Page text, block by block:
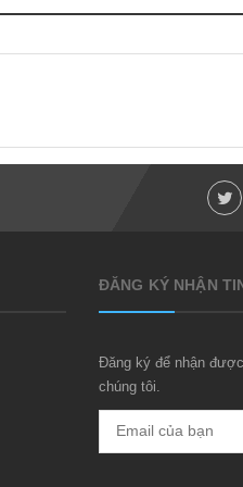
ĐĂNG KÝ NHẬN
Đăng ký để nhận
chúng tôi.